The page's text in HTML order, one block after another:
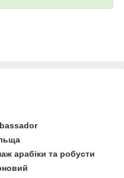
арабіки та робусти